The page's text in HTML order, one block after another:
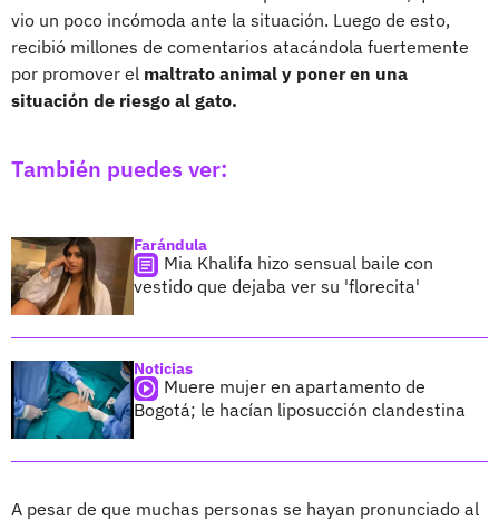
vio un poco incómoda ante la situación. Luego de esto,
recibió millones de comentarios atacándola fuertemente
por promover el maltrato animal y poner en una
situación de riesgo al gato.
También puedes ver:
Farándula
Mia Khalifa hizo sensual baile con
vestido que dejaba ver su 'florecita'
Noticias
Muere mujer en apartamento de
Bogotá; le hacían liposucción clandestina
A pesar de que muchas personas se hayan pronunciado al